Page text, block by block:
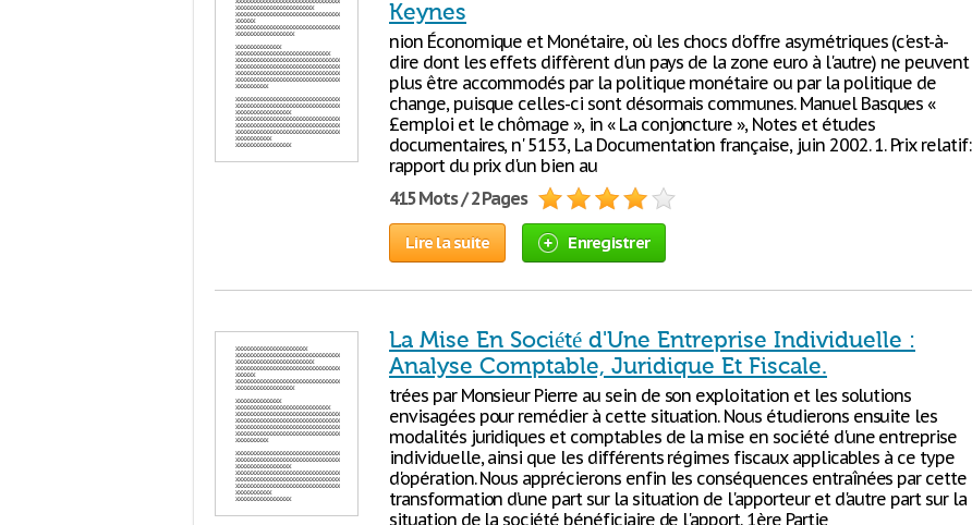
Keynes
nion Économique et Monétaire, où les chocs d'offre asymétriques (c'est-à-
dire dont les effets diffèrent d'un pays de la zone euro à l'autre) ne peuvent
plus être accommodés par la politique monétaire ou par la politique de
change, puisque celles-ci sont désormais communes. Manuel Basques «
£emploi et le chômage », in « La conjoncture », Notes et études
documentaires, n' 5153, La Documentation française, juin 2002. 1. Prix relatif:
rapport du prix d'un bien au
415 Mots / 2 Pages
Lire la suite Enregistrer
La Mise En Société d'Une Entreprise Individuelle :
Analyse Comptable, Juridique Et Fiscale.
trées par Monsieur Pierre au sein de son exploitation et les solutions
envisagées pour remédier à cette situation. Nous étudierons ensuite les
modalités juridiques et comptables de la mise en société d'une entreprise
individuelle, ainsi que les différents régimes fiscaux applicables à ce type
d'opération. Nous apprécierons enfin les conséquences entraînées par cette
transformation d’une part sur la situation de l'apporteur et d'autre part sur la
situation de la société bénéficiaire de l'apport. 1ère Partie